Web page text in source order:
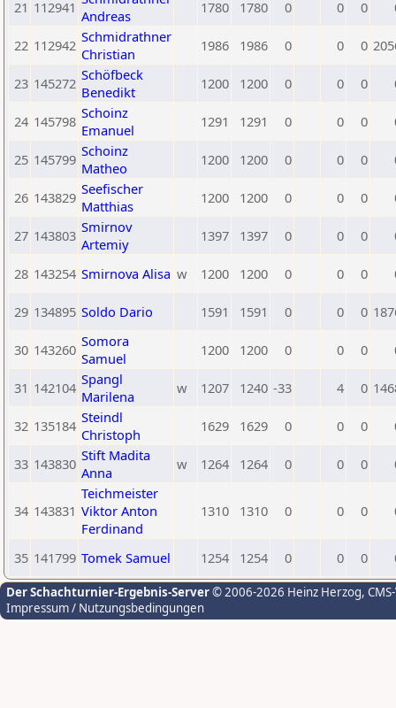
21 112941 Andreas
1780 1780 0 0 0
22 112942 Schmidrathner
Christian
1986 1986 0 0 0
23 145272 Schöfbeck
Benedikt
1200 1200 0 0 0
24 145798 Schoinz
Emanuel
1291 1291 0 0 0
25 145799 Schoinz
Matheo
1200 1200 0 0 0
26 143829 Seefischer
Matthias
1200 1200 0 0 0
27 143803 Smirnov
Artemiy
1397 1397 0 0 0
28 143254 Smirnova Alisa w 1200 1200 0 0 0
29 134895 Soldo Dario 1591 1591 0 0 0
30 143260 Somora
Samuel
1200 1200 0 0 0
31 142104 Spangl
Marilena
w 1207 1240 -33 4 0
32 135184 Steindl
Christoph
1629 1629 0 0 0
33 143830 Stift Madita
Anna
w 1264 1264 0 0 0
34 143831
Teichmeister
Viktor Anton
Ferdinand
1310 1310 0 0 0
35 141799 Tomek Samuel 1254 1254 0 0 0
Der Schachturnier-Ergebnis-Server© 2006-2026 Heinz Herzog,
Impressum / Nutzungsbedingungen